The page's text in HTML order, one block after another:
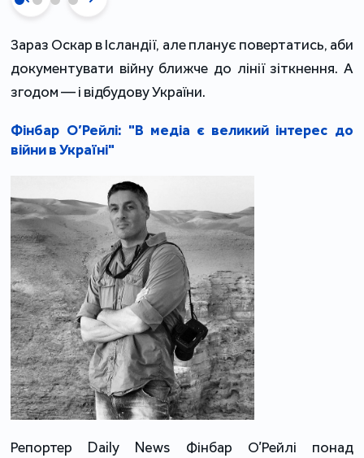
Зараз Оскар в Ісландії, але планує повертатись, аби
документувати війну ближче до лінії зіткнення. А
згодом — і відбудову України.
Фінбар О’Рейлі: "В медіа є великий інтерес до
війни в Україні"
Репортер Daily News Фінбар О’Рейлі понад